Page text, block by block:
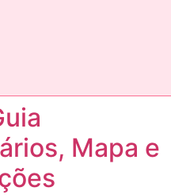
Mapa e